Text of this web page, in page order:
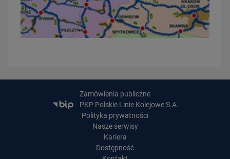
23.07.2026
Wróci ruch pasażerski między Skierniewicami a Czachówkiem - jest
umowa na…
PRZECZYTAJ
PLK SA, Politechnika Białostocka i Instytut Kolejnictwa łączą siły dla…
Zamówienia publiczne
PKP Polskie Linie Kolejowe S.A.
Polityka prywatności
Nasze serwisy
Kariera
Dostępność